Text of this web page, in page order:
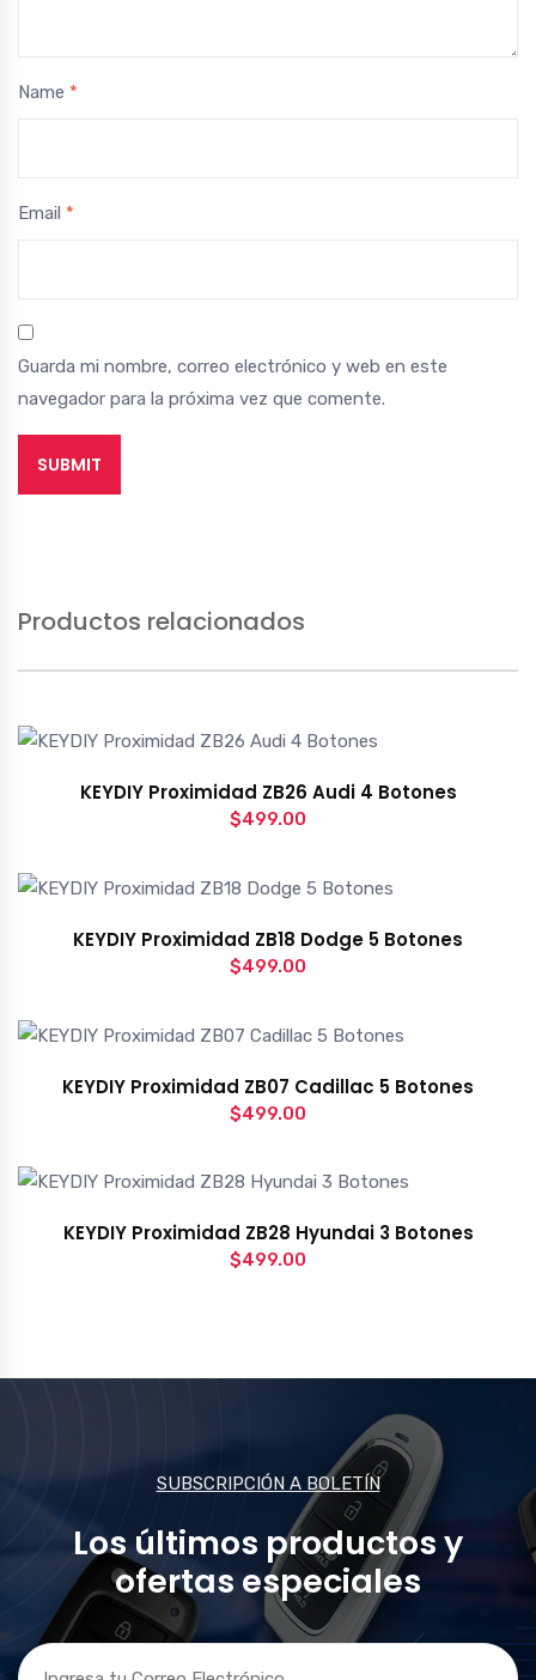
Name *
Email *
Guarda mi nombre, correo electrónico y web en este
navegador para la próxima vez que comente.
Productos relacionados
KEYDIY Proximidad ZB26 Audi 4 Botones
$499.00
KEYDIY Proximidad ZB18 Dodge 5 Botones
$499.00
KEYDIY Proximidad ZB07 Cadillac 5 Botones
$499.00
KEYDIY Proximidad ZB28 Hyundai 3 Botones
$499.00
SUBSCRIPCIÓN A BOLETÍN
Los últimos productos y
ofertas especiales